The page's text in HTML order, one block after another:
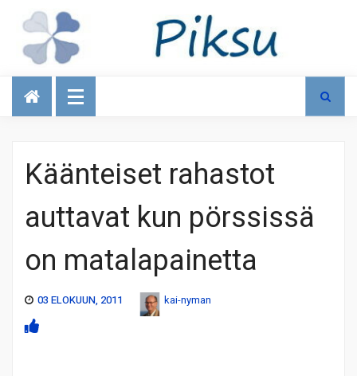
Talous
Käänteiset rahastot
auttavat kun pörssissä
on matalapainetta
03 ELOKUUN, 2011 kai-nyman